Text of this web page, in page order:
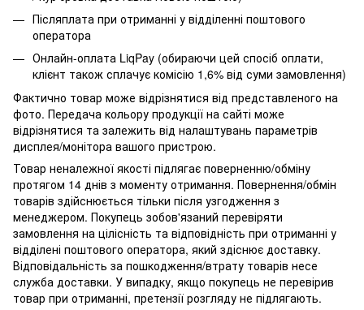
Післяплата при отриманні у відділенні поштового
оператора
Онлайн-оплата LiqPay (обираючи цей спосіб оплати,
клієнт також сплачує комісію 1,6% від суми замовлення)
Фактично товар може відрізнятися від представленого на
фото. Передача кольору продукції на сайті може
відрізнятися та залежить від налаштувань параметрів
дисплея/монітора вашого пристрою.
Товар неналежної якості підлягає поверненню/обміну
протягом 14 днів з моменту отримання. Повернення/обмін
товарів здійснюється тільки після узгодження з
менеджером. Покупець зобов'язаний перевіряти
замовлення на цілісність та відповідність при отриманні у
відділені поштового оператора, який здіснює доставку.
Відповідальність за пошкодження/втрату товарів несе
служба доставки. У випадку, якщо покупець не перевірив
товар при отриманні, претензії розгляду не підлягають.